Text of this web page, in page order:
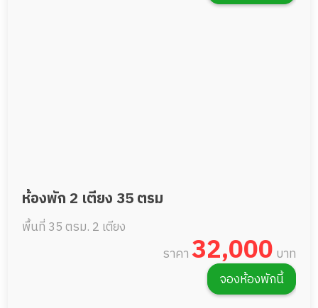
ห้องพัก 2 เตียง 35 ตรม
พื้นที่ 35 ตรม. 2 เตียง
ราคา 32,000 บาท
จองห้องพักนี้